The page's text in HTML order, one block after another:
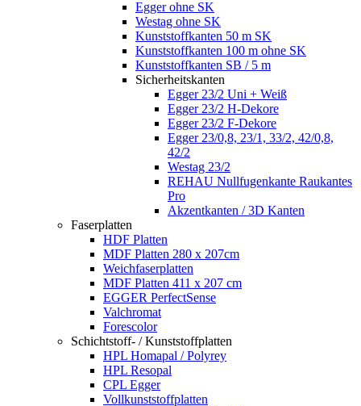
Egger ohne SK
Westag ohne SK
Kunststoffkanten 50 m SK
Kunststoffkanten 100 m ohne SK
Kunststoffkanten SB / 5 m
Sicherheitskanten
Egger 23/2 Uni + Weiß
Egger 23/2 H-Dekore
Egger 23/2 F-Dekore
Egger 23/0,8, 23/1, 33/2, 42/0,8,
42/2
Westag 23/2
REHAU Nullfugenkante Raukantes
Pro
Akzentkanten / 3D Kanten
Faserplatten
HDF Platten
MDF Platten 280 x 207cm
Weichfaserplatten
MDF Platten 411 x 207 cm
EGGER PerfectSense
Valchromat
Forescolor
Schichtstoff- / Kunststoffplatten
HPL Homapal / Polyrey
HPL Resopal
CPL Egger
Vollkunststoffplatten